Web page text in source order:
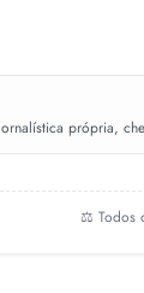
própria,
⚖️ Todos